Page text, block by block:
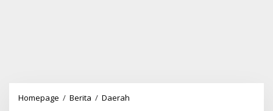
Homepage / Berita / Daerah